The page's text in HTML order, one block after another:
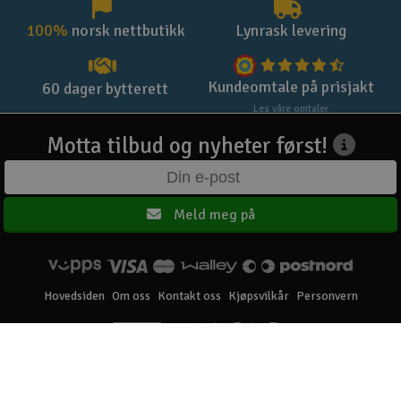
100% norsk nettbutikk Lynrask levering
60 dager bytterett Kundeomtale på prisjakt
Les våre omtaler
Motta tilbud og nyheter først!
Meld meg på
Hovedsiden Om oss Kontakt oss Kjøpsvilkår Personvern